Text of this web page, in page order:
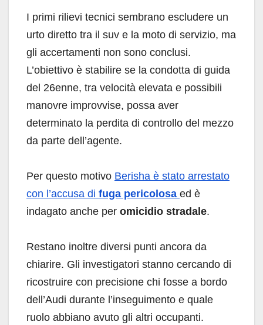
I primi rilievi tecnici sembrano escludere un
urto diretto tra il suv e la moto di servizio, ma
gli accertamenti non sono conclusi.
L’obiettivo è stabilire se la condotta di guida
del 26enne, tra velocità elevata e possibili
manovre improvvise, possa aver
determinato la perdita di controllo del mezzo
da parte dell’agente.
Per questo motivo Berisha è stato arrestato
con l’accusa di fuga pericolosa ed è
indagato anche per omicidio stradale.
Restano inoltre diversi punti ancora da
chiarire. Gli investigatori stanno cercando di
ricostruire con precisione chi fosse a bordo
dell’Audi durante l’inseguimento e quale
ruolo abbiano avuto gli altri occupanti.